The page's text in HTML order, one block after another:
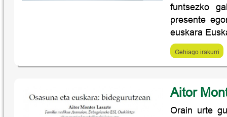
funtsezko
presente
euskara
Gehiago irakurri
Aitor
Orain urte